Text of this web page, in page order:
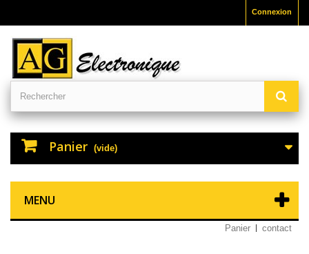
Connexion
Panier (vide)
MENU
Panier contact